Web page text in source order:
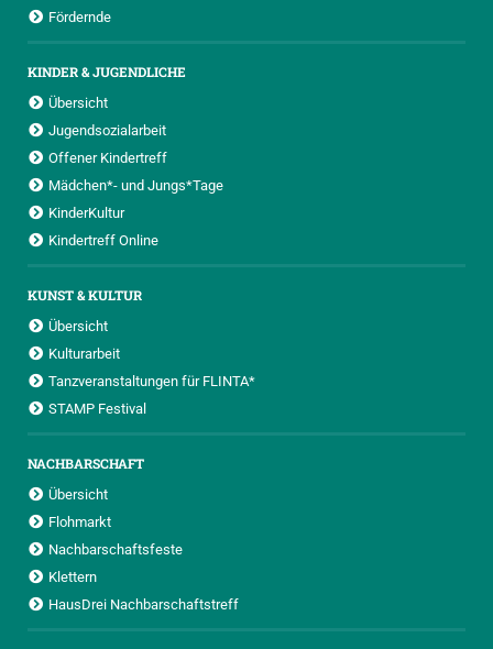
Fördernde
KINDER & JUGENDLICHE
Übersicht
Jugendsozialarbeit
Offener Kindertreff
Mädchen*- und Jungs*Tage
KinderKultur
Kindertreff Online
KUNST & KULTUR
Übersicht
Kulturarbeit
Tanzveranstaltungen für FLINTA*
STAMP Festival
NACHBARSCHAFT
Übersicht
Flohmarkt
Nachbarschaftsfeste
Klettern
HausDrei Nachbarschaftstreff